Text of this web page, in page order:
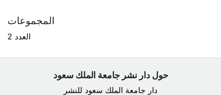
المجموعات
العدد 2
حول دار نشر جامعة الملك سعود
دار جامعة الملك سعود للنشر